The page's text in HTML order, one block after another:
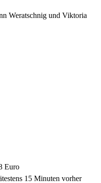
Weratschnig und Viktoria
Euro
15 Minuten vorher